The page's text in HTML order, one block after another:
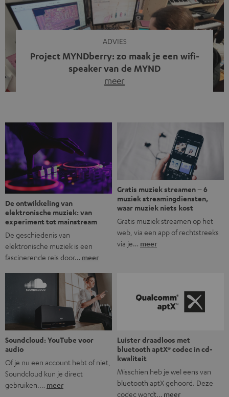
tegenwoordig iets opvallends. Op straat, in de trein en
zelfs tijdens videogesprekken dragen steeds meer
mensen weer oordopjes met een kabel. De angst voor
kabels is niet verdwenen. Maar wat op het eerste […]
ADVIES
Project MYNDberry: zo maak je een wifi-
speaker van de MYND
meer
verder ontwikkelt. In vele uren na werktijd heeft het
team samen gewerkt om de MYND uit te breiden met de
mogelijkheid om via wifi te streamen. […]
De ontwikkeling van
elektronische muziek: van
experiment tot mainstream
De geschiedenis van
elektronische muziek is een
fascinerende reis door… meer
Gratis muziek streamen – 6
muziek streamingdiensten,
waar muziek niets kost
Gratis muziek streamen op het
web, via een app of rechtstreeks
via je… meer
Soundcloud: YouTube voor
audio
Of je nu een account hebt of niet,
Soundcloud kun je direct
gebruiken.… meer
Luister draadloos met
bluetooth aptX® codec in cd-
kwaliteit
Misschien heb je wel eens van
bluetooth aptX gehoord. Deze
codec wordt… meer